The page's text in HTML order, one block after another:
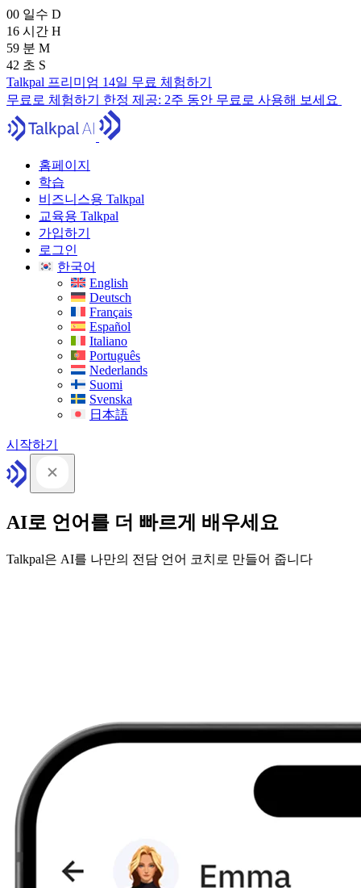
00 일수 D
16 시간 H
59 분 M
41 초 S
Talkpal 프리미엄 14일 무료 체험하기
무료로 체험하기 한정 제공: 2주 동안 무료로 사용해 보세요
홈페이지
학습
비즈니스용 Talkpal
교육용 Talkpal
가입하기
로그인
한국어
English
Deutsch
Français
Español
Italiano
Português
Nederlands
Suomi
Svenska
日本語
시작하기
AI로 언어를 더 빠르게 배우세요
Talkpal은 AI를 나만의 전담 언어 코치로 만들어 줍니다